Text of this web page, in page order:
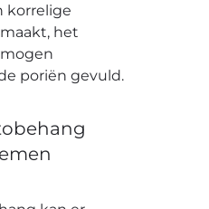
korrelige
het
poriën gevuld.